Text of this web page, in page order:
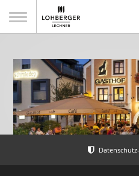
Ringhotel „DIE